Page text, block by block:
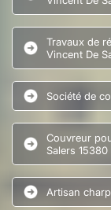
Travaux de
Vincent De
Société de
Couvreur
Salers 15380
Artisan